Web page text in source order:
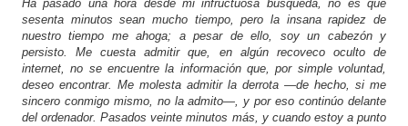
Ha pasado una hora desde mi infructuosa búsqueda, no es que
sesenta minutos sean mucho tiempo, pero la insana rapidez de
nuestro tiempo me ahoga; a pesar de ello, soy un cabezón y
persisto. Me cuesta admitir que, en algún recoveco oculto de
internet, no se encuentre la información que, por simple voluntad,
deseo encontrar. Me molesta admitir la derrota —de hecho, si me
sincero conmigo mismo, no la admito—, y por eso continúo delante
del ordenador. Pasados veinte minutos más, y cuando estoy a punto